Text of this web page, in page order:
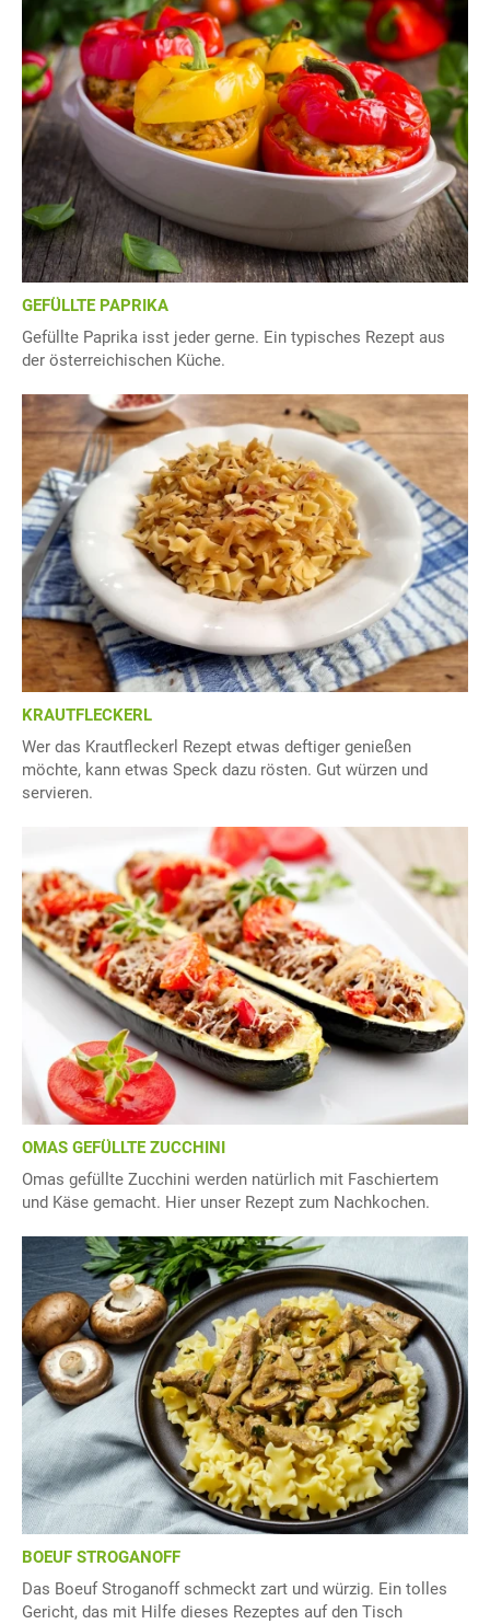
GEFÜLLTE PAPRIKA
Gefüllte Paprika isst jeder gerne. Ein typisches Rezept aus
der österreichischen Küche.
KRAUTFLECKERL
Wer das Krautfleckerl Rezept etwas deftiger genießen
möchte, kann etwas Speck dazu rösten. Gut würzen und
servieren.
OMAS GEFÜLLTE ZUCCHINI
Omas gefüllte Zucchini werden natürlich mit Faschiertem
und Käse gemacht. Hier unser Rezept zum Nachkochen.
BOEUF STROGANOFF
Das Boeuf Stroganoff schmeckt zart und würzig. Ein tolles
Gericht, das mit Hilfe dieses Rezeptes auf den Tisch